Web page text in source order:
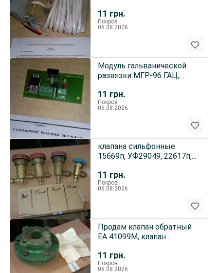
11 грн.
Покров
06.08.2026
11 грн.
Модуль гальванической
развязки МГР-96 ГАЦ,
Покров
06.08.2026
11 грн.
клапана сильфонные
15б69п, УФ29049, 22б17п,
Покров
06.08.2026
11 грн.
Продам клапан обратный
ЕА 41099М, клапан
ду80
Покров
06.08.2026